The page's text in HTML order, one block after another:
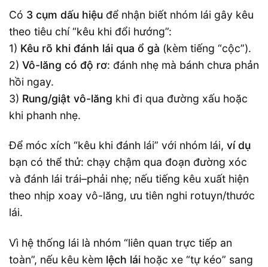
Có 3 cụm dấu hiệu để nhận biết nhóm lái gây kêu
theo tiêu chí “kêu khi đổi hướng”:
1) Kêu rõ khi đánh lái qua ổ gà (kèm tiếng “cộc”).
2) Vô-lăng có độ rơ: đánh nhẹ mà bánh chưa phản
hồi ngay.
3) Rung/giật vô-lăng khi đi qua đường xấu hoặc
khi phanh nhẹ.
Để móc xích “kêu khi đánh lái” với nhóm lái, ví dụ
bạn có thể thử: chạy chậm qua đoạn đường xóc
và đánh lái trái–phải nhẹ; nếu tiếng kêu xuất hiện
theo nhịp xoay vô-lăng, ưu tiên nghi rotuyn/thước
lái.
Vì hệ thống lái là nhóm “liên quan trực tiếp an
toàn”, nếu kêu kèm lệch lái hoặc xe “tự kéo” sang